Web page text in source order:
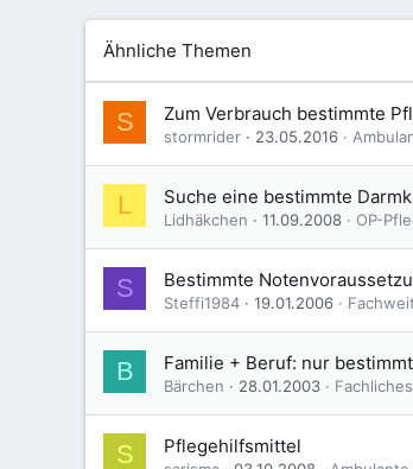
Ähnliche Themen
S Zum Verbrauch bestimmte
stormrider 23.05.2016
L Suche eine bestimmte
Lidhäkchen 11.09.2008 OP-
S Bestimmte
Steffi1984 19.01.2006
B Familie + Beruf: nur
Bärchen 28.01.2003
S Pflegehilfsmittel